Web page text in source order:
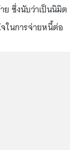
ซึ่งนับว่าเป็นนิมิต
ในการจ่ายหนี้ต่อ